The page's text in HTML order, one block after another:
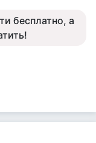
бесплатно, а